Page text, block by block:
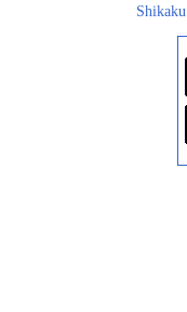
Shikaku